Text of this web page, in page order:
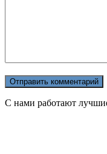
С нами работают